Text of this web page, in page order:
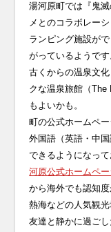
湯河原町では『鬼
メとのコラボレー
ランピング施設が
がっているようです
古くからの温泉文
クな温泉旅館（The
もよいかも。
町の公式ホームペ
外国語（英語・中
できるようになって
河原公式ホームペ
から海外でも認知
熱海などの人気観
友達と静かに過ご